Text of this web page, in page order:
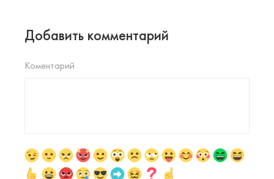
Добавить комментарий
Коментарий